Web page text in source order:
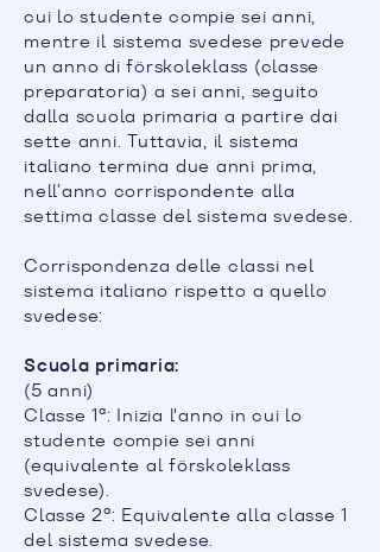
cui lo studente compie sei anni,
mentre il sistema svedese prevede
un anno di förskoleklass (classe
preparatoria) a sei anni, seguito
dalla scuola primaria a partire dai
sette anni. Tuttavia, il sistema
italiano termina due anni prima,
nell’anno corrispondente alla
settima classe del sistema svedese.
Corrispondenza delle classi nel
sistema italiano rispetto a quello
svedese:
Scuola primaria:
(5 anni)
Classe 1ª: Inizia l'anno in cui lo
studente compie sei anni
(equivalente al förskoleklass
svedese).
Classe 2ª: Equivalente alla classe 1
del sistema svedese.